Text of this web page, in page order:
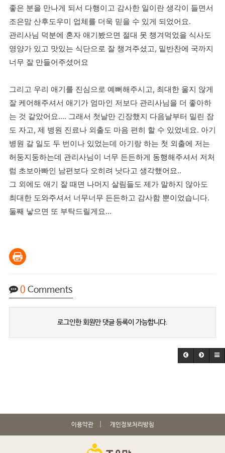
좋은 분을 만나게 되서 다행이고 감사한 일이란 생각이 들면서
조은맘 산후도우미 업체를 더욱 믿을 수 있게 되었어요.
관리사님 덕분에 혼자 애기봤으면 절대 못 챙겨먹었을 식사도
영양가 있고 맛있는 식단으로 잘 챙겨주셨고, 밑반찬에 국까지
너무 잘 만들어주셨어요
그리고 우리 애기를 진심으로 예뻐해주시고, 최대한 울지 않게
잘 케어해주셔서 애기가 엄마인 저보다 관리사님을 더 좋아하
는 것 같았어요.... 그래서 첫날만 긴장했지 다음날부터 밀린 잠
도 자고, 제 병원 진료나 외출도 마음 편히 할 수 있었네요. 아기
병원 갈 일도 두 번이나 있었는데 아기랑 하는 첫 외출에 저는
허둥지둥하는데 관리사님이 너무 든든하게 동행해주셔서 저처
럼 초보아빠인 남편보다 오히려 낫다고 생각했어요..
그 외에도 애기 잘 때면 나머지 살림들도 제가 말하지 않아도
최대한 도와주셔서 너무너무 든든하고 감사함 뿐이었습니다.
둘째 낳으면 또 부탁드릴게요...
0 Comments
로그인한 회원만 댓글 등록이 가능합니다.
이용약관 개인정보처리방침